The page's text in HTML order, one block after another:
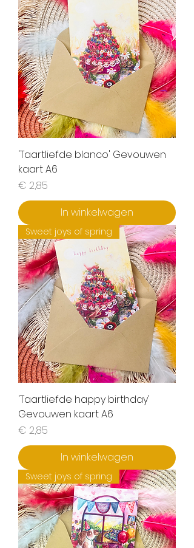
'Taartliefde blanco' Gevouwen
kaart A6
Prijs
€ 2,85
In winkelwagen
Sweet joys of spring
'Taartliefde happy birthday'
Gevouwen kaart A6
Prijs
€ 2,85
In winkelwagen
Sweet joys of spring